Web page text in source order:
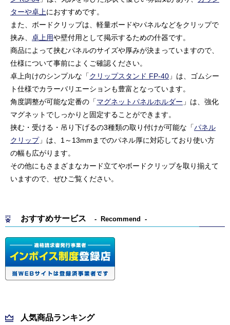
ターや卓上におすすめです。
また、ボードクリップは、軽量ボードやパネルなどをクリップで
挟み、 卓上用や壁付用として掲示するための什器です。
商品によって挟むパネルのサイズや厚みが決まっていますので、
仕様について事前によくご確認ください。
卓上向けのシンプルな「クリップスタンド FP-40 」は、ゴムシー
ト仕様でカラーバリエーションも豊富となっています。
角度調整が可能な定番の「マグネットパネルホルダー 」は、強化
マグネットでしっかりと固定することができます。
挟む・受ける・吊り下げるの3種類の取り付けが可能な「パネル
クリップ」は、1～13mmまでのパネル厚に対応しており使い方
の幅も広がります。
その他にもさまざまなカード立てやボードクリップを取り揃えて
いますので、ぜひご覧ください。
おすすめサービス Recommend
人気商品ランキング